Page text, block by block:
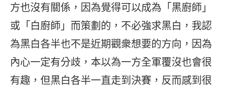
方也沒有關係，因為覺得可以成為「黑廚師」
或「白廚師」而策劃的，不必強求黑白，我認
為黑白各半也不是近期觀衆想要的方向，因為
內心一定有分歧，本以為一方全軍覆沒也會很
有趣，但黑白各半一直走到決賽，反而感到很